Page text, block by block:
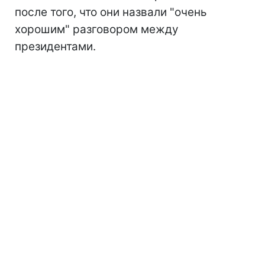
после того, что они назвали "очень
хорошим" разговором между
президентами.